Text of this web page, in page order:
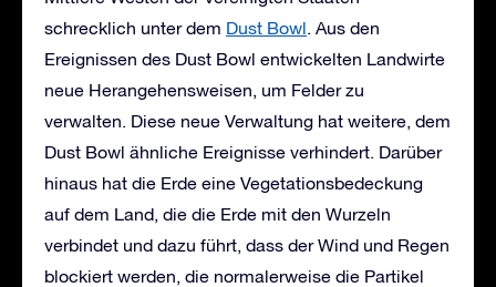
schrecklich unter dem Dust Bowl. Aus den
Ereignissen des Dust Bowl entwickelten Landwirte
neue Herangehensweisen, um Felder zu
verwalten. Diese neue Verwaltung hat weitere, dem
Dust Bowl ähnliche Ereignisse verhindert. Darüber
hinaus hat die Erde eine Vegetationsbedeckung
auf dem Land, die die Erde mit den Wurzeln
verbindet und dazu führt, dass der Wind und Regen
blockiert werden, die normalerweise die Partikel